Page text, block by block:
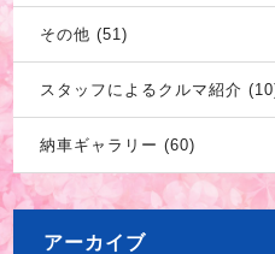
その他 (51)
スタッフによるクルマ紹介
納車ギャラリー (60)
アーカイブ